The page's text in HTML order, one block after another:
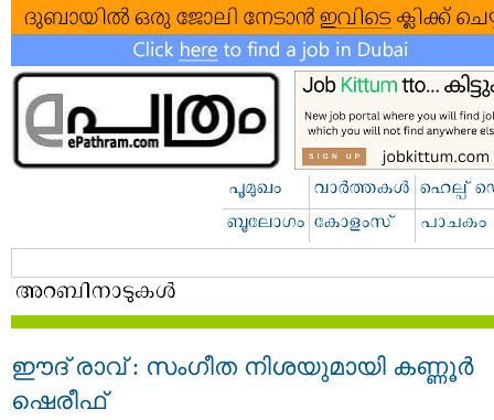
ഈദ് രാവ് : സംഗീത നിശയുമായി കണ്ണൂർ
ഷെരീഫ്